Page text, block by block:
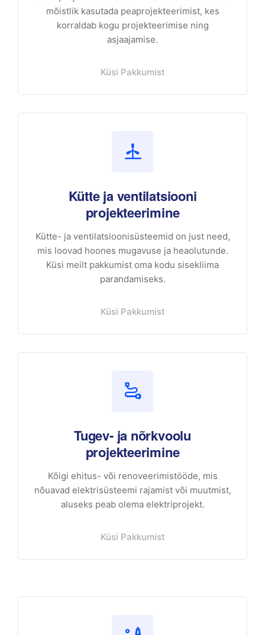
mõistlik kasutada peaprojekteerimist, kes
korraldab kogu projekteerimise ning
asjaajamise.
Küsi Pakkumist
Kütte ja ventilatsiooni
projekteerimine
Kütte- ja ventilatsioonisüsteemid on just need,
mis loovad hoones mugavuse ja heaolutunde.
Küsi meilt pakkumist oma kodu sisekliima
parandamiseks.
Küsi Pakkumist
Tugev- ja nõrkvoolu
projekteerimine
Kõigi ehitus- või renoveerimistööde, mis
nõuavad elektrisüsteemi rajamist või muutmist,
aluseks peab olema elektriprojekt.
Küsi Pakkumist